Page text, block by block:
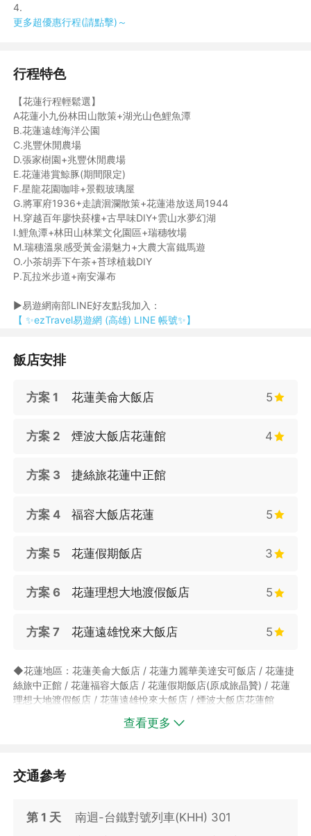
4.
更多超優惠行程(請點擊)～
行程特色
【花蓮行程輕鬆選】
A花蓮小九份林田山散策+湖光山色鯉魚潭
B.花蓮遠雄海洋公園
C.兆豐休閒農場
D.張家樹園+兆豐休閒農場
E.花蓮港賞鯨豚(期間限定)
F.星龍花園咖啡+景觀玻璃屋
G.將軍府1936+走讀洄瀾散策+花蓮港放送局1944
H.穿越百年廖快菸樓+古早味DIY+雲山水夢幻湖
I.鯉魚潭+林田山林業文化園區+瑞穗牧場
M.瑞穗溫泉感受黃金湯魅力+大農大富鐵馬遊
O.小茶胡弄下午茶+苔球植栽DIY
P.瓦拉米步道+南安瀑布
►易遊網南部LINE好友點我加入：
【 ✨ezTravel易遊網 (高雄) LINE 帳號✨】
飯店安排
方案 1 花蓮美侖大飯店 5
方案 2 煙波大飯店花蓮館 4
方案 3 捷絲旅花蓮中正館
方案 4 福容大飯店花蓮 5
方案 5 花蓮假期飯店 3
方案 6 花蓮理想大地渡假飯店 5
方案 7 花蓮遠雄悅來大飯店 5
◆花蓮地區：花蓮美侖大飯店 / 花蓮力麗華美達安可飯店 / 花蓮捷
絲旅中正館 / 花蓮福容大飯店 / 花蓮假期飯店(原成旅晶贊) / 花蓮
理想大地渡假飯店 / 花蓮遠雄悅來大飯店 / 煙波大飯店花蓮館
►飯店使用房型個別相關規定，請參閱
►飯店房型說明及相關規定僅供參考，若有更動恕不另行通知；實
相關用品，請自行攜帶或致電櫃檯索取(部分飯店需自費購買)，實
查看更多
交通參考
第 1 天 南迴-台鐵對號列車(KHH) 301